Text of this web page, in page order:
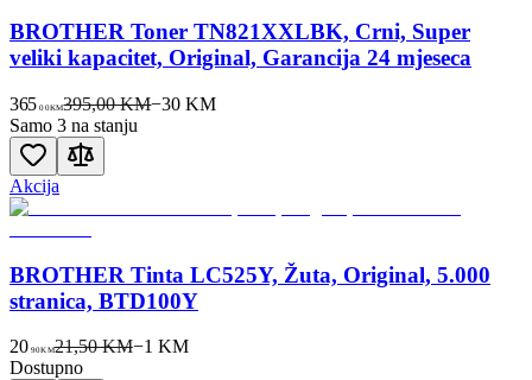
BROTHER Toner TN821XXLBK, Crni, Super
veliki kapacitet, Original, Garancija 24 mjeseca
365 00KM395,00 KM−30 KM
Samo 3 na stanju
Akcija
BROTHER Tinta LC525Y, Žuta, Original, 5.000
stranica, BTD100Y
20 90KM21,50 KM−1 KM
Dostupno